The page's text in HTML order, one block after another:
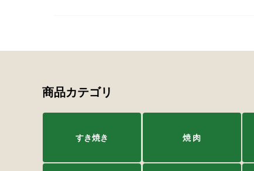
商品カテゴリ
すき焼き 焼 肉